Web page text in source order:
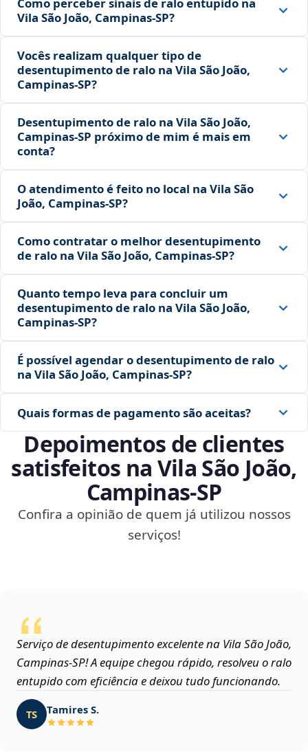
Como perceber sinais de ralo entupido na
Vila São João, Campinas‑SP?
Vocês realizam qualquer tipo de
desentupimento de ralo na Vila São João,
Campinas‑SP?
Desentupimento de ralo na Vila São João,
Campinas‑SP próximo de mim é mais em
conta?
O atendimento é feito no local na Vila São
João, Campinas‑SP?
Como contratar o melhor desentupimento
de ralo na Vila São João, Campinas‑SP?
Quanto tempo leva para concluir um
desentupimento de ralo na Vila São João,
Campinas‑SP?
É possível agendar o desentupimento de ralo
na Vila São João, Campinas‑SP?
Quais formas de pagamento são aceitas?
Depoimentos de clientes
satisfeitos na Vila São João,
Campinas‑SP
Confira a opinião de quem já utilizou nossos
serviços!
Serviço de desentupimento excelente na Vila São João,
Campinas‑SP! A equipe chegou rápido, resolveu o ralo
entupido com eficiência e deixou tudo funcionando.
TS Tamires S.